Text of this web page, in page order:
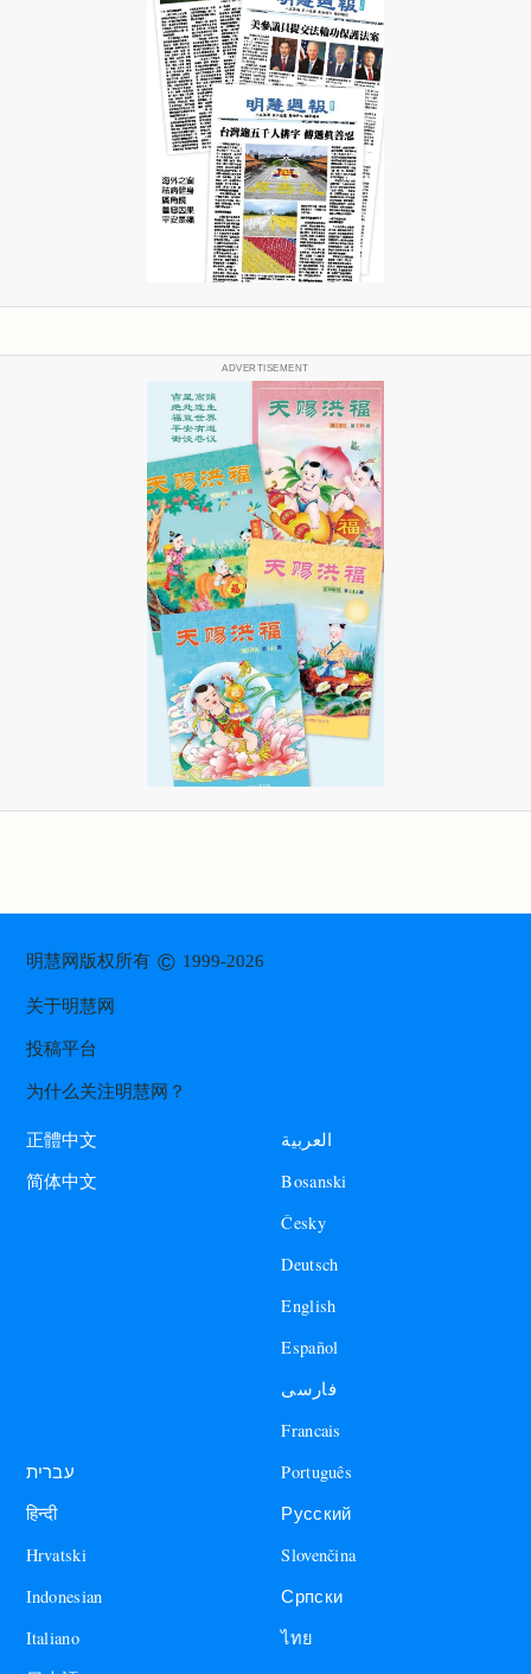
ADVERTISEMENT
明慧网版权所有© 1999-2026
关于明慧网
投稿平台
为什么关注明慧网？
正體中文
简体中文
العربية
Bosanski
Česky
Deutsch
English
Español
فارسی
Francais
עברית
हिन्दी
Hrvatski
Indonesian
Italiano
Português
Русский
Slovenčina
Српски
ไทย